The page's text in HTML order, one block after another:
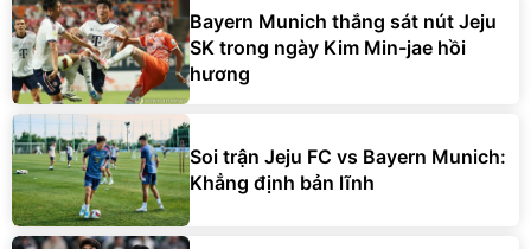
Bayern Munich thắng sát nút Jeju
SK trong ngày Kim Min-jae hồi
hương
Soi trận Jeju FC vs Bayern Munich:
Khẳng định bản lĩnh